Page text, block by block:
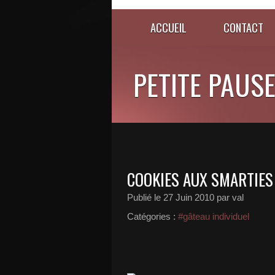
ACCUEIL CONTACT
PETITE
COOKIES AUX SMARTIES
Publié le 27 Juin 2010 par val
Catégories : #gâteau individuel